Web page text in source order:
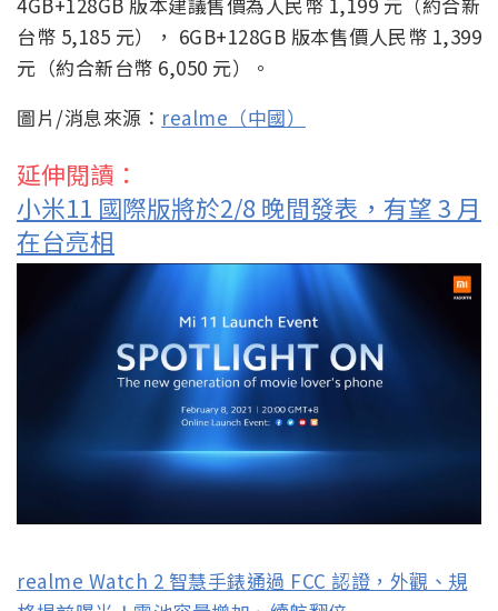
台幣 5,185 元）， 6GB+128GB 版本售價人民幣 1,399
元（約合新台幣 6,050 元）。
圖片/消息來源： realme（中國）
延伸閱讀：
小米11 國際版將於2/8 晚間發表，有望 3 月
在台亮相
realme Watch 2 智慧手錶通過 FCC 認證，外觀、規